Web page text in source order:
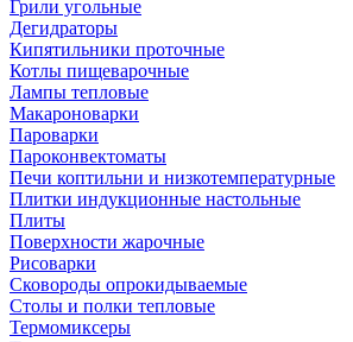
Грили угольные
Дегидраторы
Кипятильники проточные
Котлы пищеварочные
Лампы тепловые
Макароноварки
Пароварки
Пароконвектоматы
Печи коптильни и низкотемпературные
Плитки индукционные настольные
Плиты
Поверхности жарочные
Рисоварки
Сковороды опрокидываемые
Столы и полки тепловые
Термомиксеры